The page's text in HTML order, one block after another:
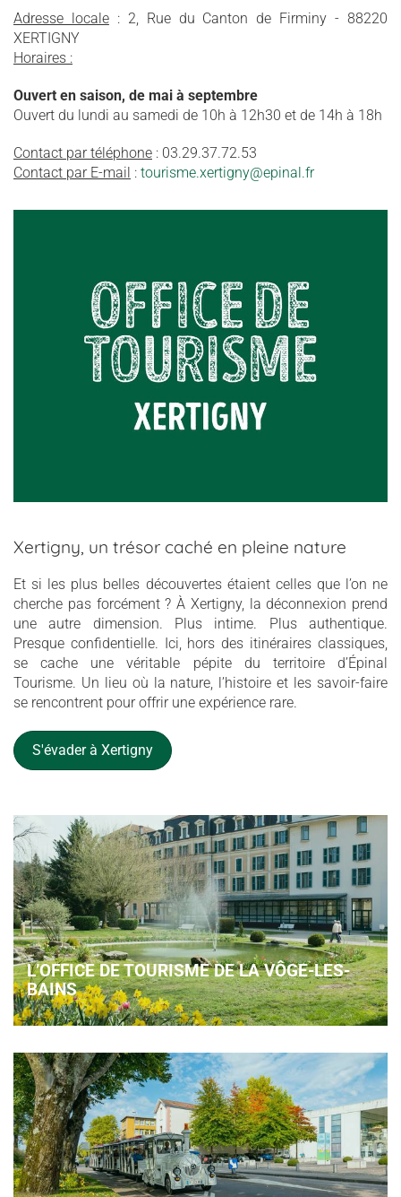
Adresse locale: 2, Rue du Canton de Firminy - 88220
XERTIGNY
Horaires :
Ouvert en saison, de mai à septembre
Ouvert du lundi au samedi de 10h à 12h30 et de 14h à 18h
Contact par téléphone : 03.29.37.72.53
Contact par E-mail : tourisme.xertigny@epinal.fr
Xertigny, un trésor caché en pleine nature
Et si les plus belles découvertes étaient celles que l’on ne
cherche pas forcément ? À Xertigny, la déconnexion prend
une autre dimension. Plus intime. Plus authentique.
Presque confidentielle. Ici, hors des itinéraires classiques,
se cache une véritable pépite du territoire d’Épinal
Tourisme. Un lieu où la nature, l’histoire et les savoir-faire
se rencontrent pour offrir une expérience rare.
S'évader à Xertigny
L’OFFICE DE TOURISME DE LA VÔGE-LES-
BAINS